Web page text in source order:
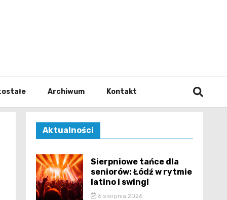
Archiwum Kontakt
Aktualności
Sierpniowe tańce dla
seniorów: Łódź w rytmie
latino i swing!
6 sierpnia 2026